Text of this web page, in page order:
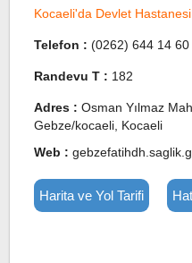
Kocaeli'da Devlet Hastanesi
Telefon : (0262) 644 14 60
Randevu T : 182
Adres : Osman Yılmaz
Gebze/kocaeli, Kocaeli
Web :
Harita ve Yol Tarifi